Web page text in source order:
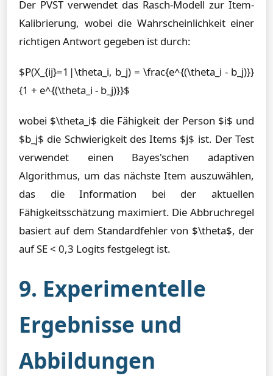
Der PVST verwendet das Rasch-Modell zur Item-
Kalibrierung, wobei die Wahrscheinlichkeit einer
richtigen Antwort gegeben ist durch:
$P(X_{ij}=1|\theta_i, b_j) = \frac{e^{(\theta_i - b_j)}}
{1 + e^{(\theta_i - b_j)}}$
wobei $\theta_i$ die Fähigkeit der Person $i$ und
$b_j$ die Schwierigkeit des Items $j$ ist. Der Test
verwendet einen Bayes'schen adaptiven
Algorithmus, um das nächste Item auszuwählen,
das die Information bei der aktuellen
Fähigkeitsschätzung maximiert. Die Abbruchregel
basiert auf dem Standardfehler von $\theta$, der
auf SE < 0,3 Logits festgelegt ist.
9. Experimentelle
Ergebnisse und
Abbildungen